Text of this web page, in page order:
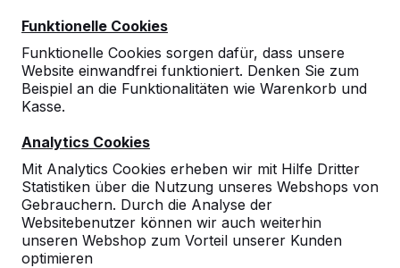
Funktionelle Cookies
Funktionelle Cookies sorgen dafür, dass unsere
Website einwandfrei funktioniert. Denken Sie zum
Beispiel an die Funktionalitäten wie Warenkorb und
Kasse.
Analytics Cookies
Mit Analytics Cookies erheben wir mit Hilfe Dritter
Statistiken über die Nutzung unseres Webshops von
Gebrauchern. Durch die Analyse der
Websitebenutzer können wir auch weiterhin
unseren Webshop zum Vorteil unserer Kunden
optimieren